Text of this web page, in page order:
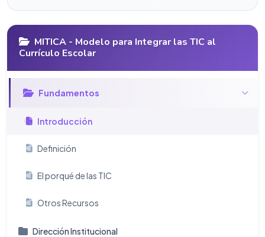
MITICA - Modelo para Integrar las TIC al
Currículo Escolar
Fundamentos
Introducción
Definición
El porqué de las TIC
Otros Recursos
Dirección Institucional